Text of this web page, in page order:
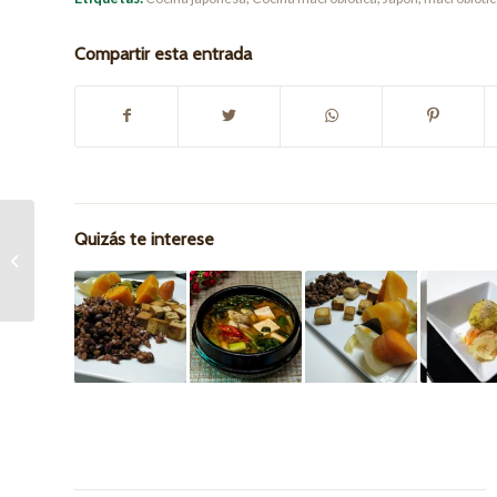
Compartir esta entrada
Quizás te interese
¿Quieres ganar una
productos bio?